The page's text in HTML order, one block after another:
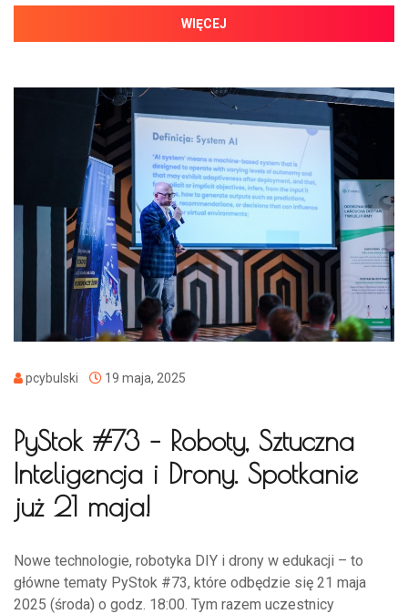
WIĘCEJ
pcybulski 19 maja, 2025
PyStok #73 – Roboty, Sztuczna
Inteligencja i Drony. Spotkanie
już 21 maja!
Nowe technologie, robotyka DIY i drony w edukacji – to
główne tematy PyStok #73, które odbędzie się 21 maja
2025 (środa) o godz. 18:00. Tym razem uczestnicy